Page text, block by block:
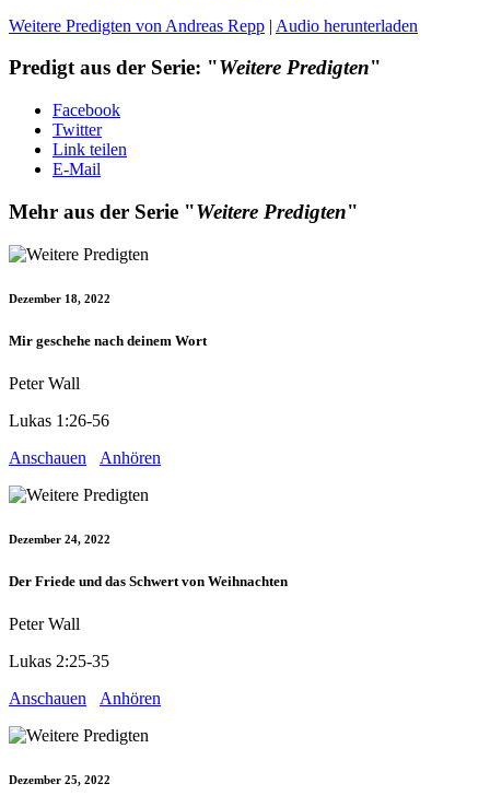
Weitere Predigten von Andreas Repp | Audio herunterladen
Predigt aus der Serie: "Weitere Predigten"
Facebook
Twitter
Link teilen
E-Mail
Mehr aus der Serie "Weitere Predigten"
Dezember 18, 2022
Mir geschehe nach deinem Wort
Peter Wall
Lukas 1:26-56
Anschauen
Anhören
Dezember 24, 2022
Der Friede und das Schwert von Weihnachten
Peter Wall
Lukas 2:25-35
Anschauen
Anhören
Dezember 25, 2022